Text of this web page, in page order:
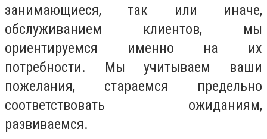
занимающиеся, так или иначе,
обслуживанием клиентов, мы
ориентируемся именно на их
потребности. Мы учитываем ваши
пожелания, стараемся предельно
соответствовать ожиданиям,
развиваемся.